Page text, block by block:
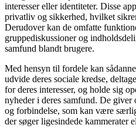
interesser eller identiteter. Disse
privatliv og sikkerhed, hvilket
Derudover kan de omfatte
gruppediskussioner og
samfund blandt brugere.
Med hensyn til fordele kan
udvide deres sociale kredse,
for deres interesser, og holde sig
nyheder i deres samfund. De
og forbindelse, som kan være
der søger ligesindede kammerater